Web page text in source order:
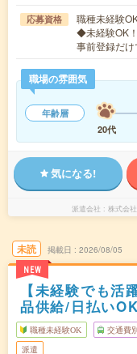
応募資格
職種未経験
◆未経験OK
事前登録だ
職場の雰囲気
年齢層
20代
気になる!
派遣会社 株式会
未読
NEW
掲載日 2026/08/05
【未経験でも活
品供給/日払いOK
職種未経験OK 交通費
派遣